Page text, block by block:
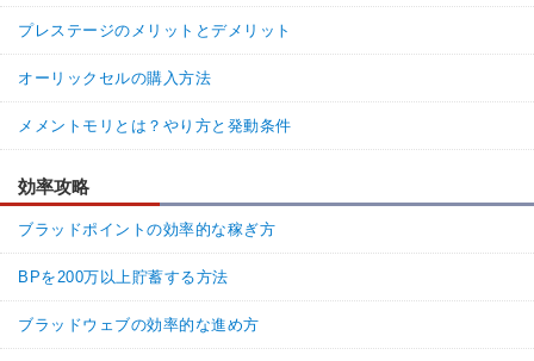
プレステージのメリットとデメリット
オーリックセルの購入方法
メメントモリとは？やり方と発動条件
効率攻略
ブラッドポイントの効率的な稼ぎ方
BPを200万以上貯蓄する方法
ブラッドウェブの効率的な進め方